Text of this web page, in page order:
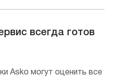
всегда готов
Asko могут оценить все